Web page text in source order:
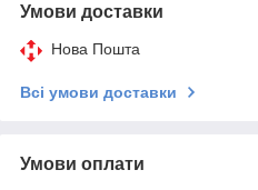
Умови доставки
Нова Пошта
Всі умови доставки
Умови оплати